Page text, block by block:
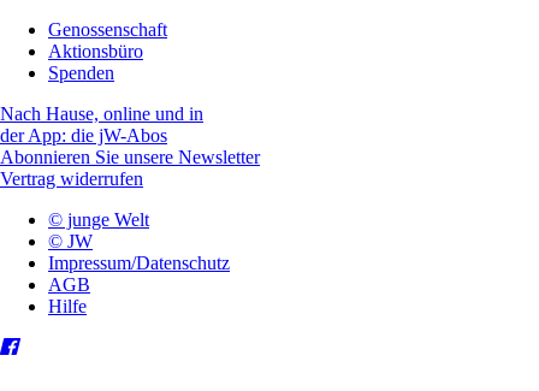
Genossenschaft
Aktionsbüro
Spenden
Nach Hause, online und in
der App: die jW-Abos
Abonnieren Sie unsere Newsletter
Vertrag widerrufen
© junge Welt
© JW
Impressum/Datenschutz
AGB
Hilfe